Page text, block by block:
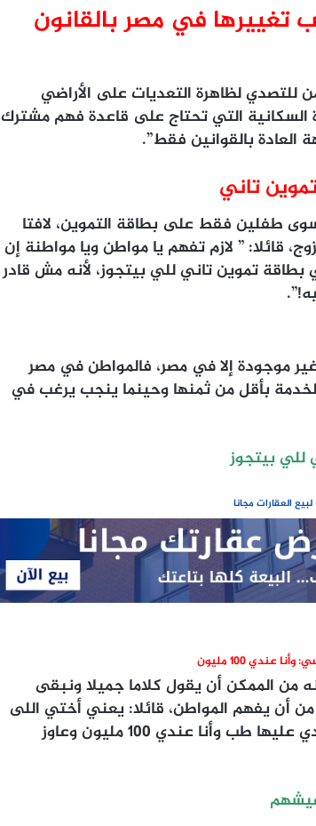
تغييرها في مصر بالقانون
للتصدي لظاهرة التعديات على الأراضي
السكانية التي تحتاج على قاعدة فهم مشترك
العادة بالقوانين فقط”.
تاني
طفلين فقط على بطاقة التموين، لافتا
قائلا: ” لازم تفهم يا مواطن ويا مواطنة إن
تموين تاني للي بيتجوز، لأنه مش قادر
موجودة إلا في مصر، فالمواطن في مصر
بأقل من ثمنها وحينما ينجب يرغب في
بيتجوز
العقارات مجانا
من الممكن أن يقول كلاما جميلا ونبقى
أن يفهم المواطن، قائلا: يعني أختي اللى
قالتلى عندي 6 ومش عارفه أعيشهم كان ردي عليها طب وأنا عندي 100 مليون وعاوز